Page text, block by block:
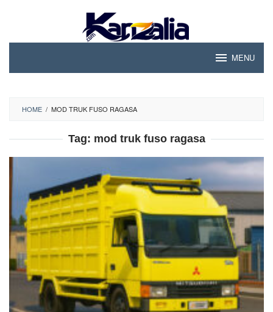
content
MENU
HOME / MOD TRUK FUSO RAGASA
Tag: mod truk fuso ragasa